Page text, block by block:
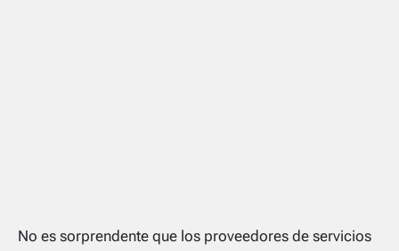
No es sorprendente que los proveedores de servicios